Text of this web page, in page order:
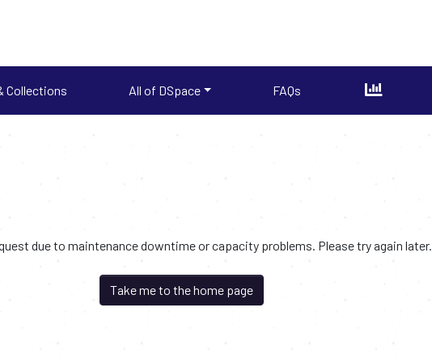
Collections All of DSpace FAQs
due to maintenance downtime or capacity problems. Please try again later.
Take me to the home page